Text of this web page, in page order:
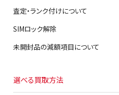
査定・ランク付けについて
SIMロック解除
未開封品の減額項目について
選べる買取方法